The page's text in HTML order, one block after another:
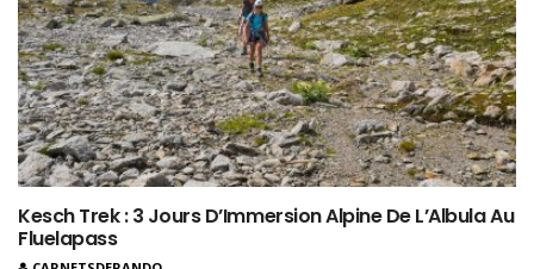
Kesch Trek : 3 Jours D’Immersion Alpine De L’Albula Au
Fluelapass